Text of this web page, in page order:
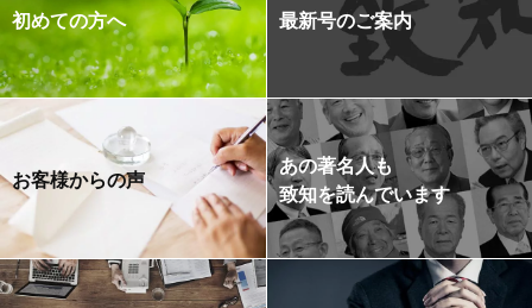
初めての方へ 最新号のご案内
お客様からの声
あの著名人も
致知を読んでいます